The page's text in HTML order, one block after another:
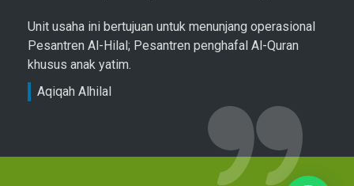
Unit usaha ini bertujuan untuk menunjang operasional
Pesantren Al-Hilal; Pesantren penghafal Al-Quran
khusus anak yatim.
Aqiqah Alhilal